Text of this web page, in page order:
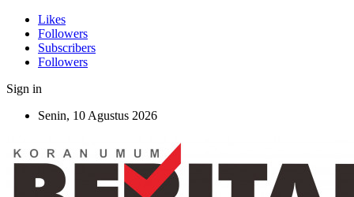
Likes
Followers
Subscribers
Followers
Sign in
Senin, 10 Agustus 2026